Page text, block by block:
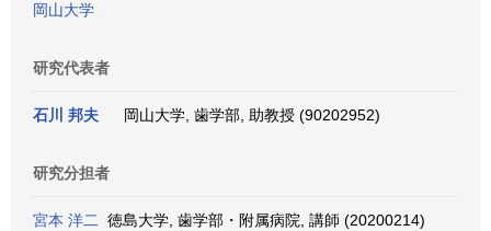
岡山大学
研究代表者
石川 邦夫 岡山大学, 歯学部, 助教授 (90202952)
研究分担者
宮本 洋二
徳島大学, 歯学部・附属病院, 講師 (20200214)